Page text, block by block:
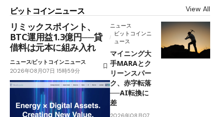
ビットコインニュース View All
リミックスポイント、
BTC運用益1.3億円──貸
借料は元本に組み入れ
ニュースビットコインニュース
2026年08月07日 15時59分
ニュース
ビットコインニ
ュース
マイニング大
手MARAとク
リーンスパー
ク、赤字転落
──AI転換に
差
2026年08月07